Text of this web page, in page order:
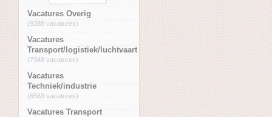
Vacatures Overig
(9288 vacatures)
Vacatures
Transport/logistiek/luchtvaart
(7348 vacatures)
Vacatures
Techniek/industrie
(6563 vacatures)
Vacatures Transport